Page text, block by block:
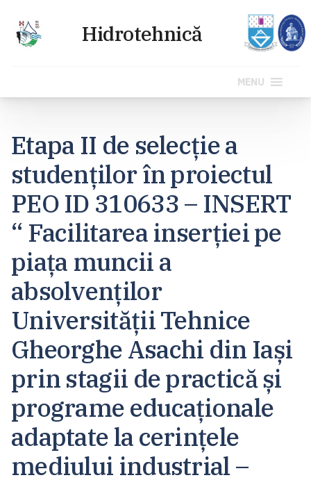
conținut
MENU
Etapa II de selecție a
studenților în proiectul
PEO ID 310633 – INSERT
“ Facilitarea inserției pe
piața muncii a
absolvenților
Universității Tehnice
Gheorghe Asachi din Iași
prin stagii de practică și
programe educaționale
adaptate la cerințele
mediului industrial –